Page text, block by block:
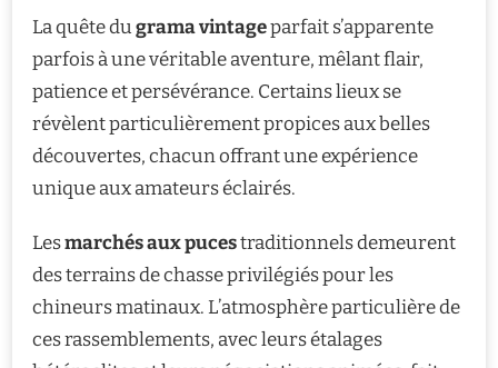
La quête dugrama vintageparfait s’apparente
parfois à une véritable aventure, mêlant flair,
patience et persévérance. Certains lieux se
révèlent particulièrement propices aux belles
découvertes, chacun offrant une expérience
unique aux amateurs éclairés.
Lesmarchés aux pucestraditionnels demeurent
des terrains de chasse privilégiés pour les
chineurs matinaux. L’atmosphère particulière de
ces rassemblements, avec leurs étalages